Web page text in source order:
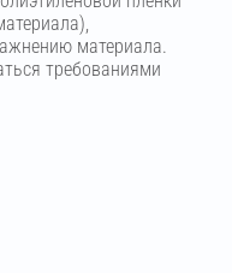
материала.
требованиями